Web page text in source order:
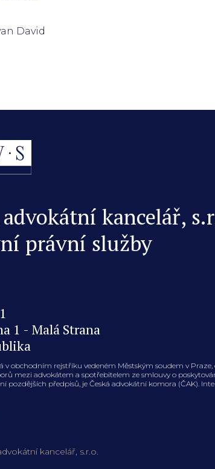
David
kancelář,
právní služby
1 - Malá Strana
v obchodním rejstříku vedeném Městským soudem v
mezi advokátem a spotřebitelem ze smlouvy o
pozdějších předpisů, je Česká advokátní komora (ČAK).
kancelář, s.r.o.